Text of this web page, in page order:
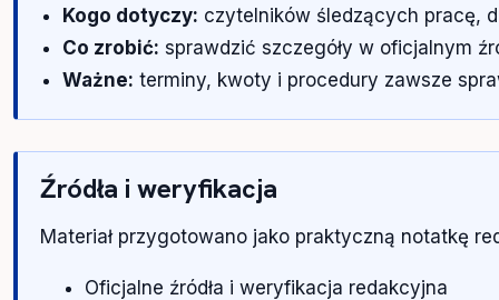
Kogo dotyczy: czytelników śledzących pracę,
Co zrobić: sprawdzić szczegóły w oficjalnym
Ważne: terminy, kwoty i procedury zawsze
Źródła i weryfikacja
Materiał przygotowano jako praktyczną notatkę
Oficjalne źródła i weryfikacja redakcyjna